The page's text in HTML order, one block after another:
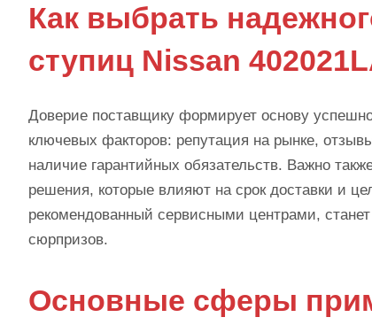
Как выбрать
ступиц Nissan
Доверие поставщику формирует основу
ключевых факторов: репутация на рынке,
наличие гарантийных обязательств. Важно
решения, которые влияют на срок доставки и
рекомендованный сервисными центрами,
сюрпризов.
Основные сферы